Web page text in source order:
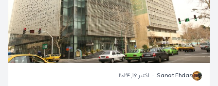
S
Sanat Ehdas
· اکتبر 16, 2024